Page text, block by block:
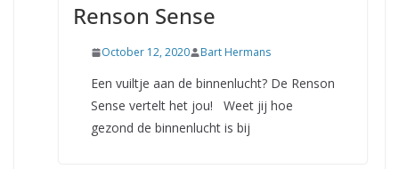
Renson Sense
October 12, 2020 Bart Hermans
Een vuiltje aan de binnenlucht? De Renson
Sense vertelt het jou! Weet jij hoe
gezond de binnenlucht is bij